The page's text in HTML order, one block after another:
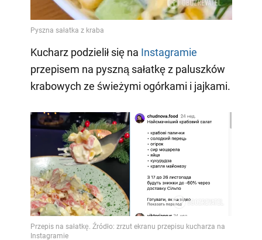
Kucharz podzielił się na Instagramie
przepisem na pyszną sałatkę z paluszków
krabowych ze świeżymi ogórkami i jajkami.